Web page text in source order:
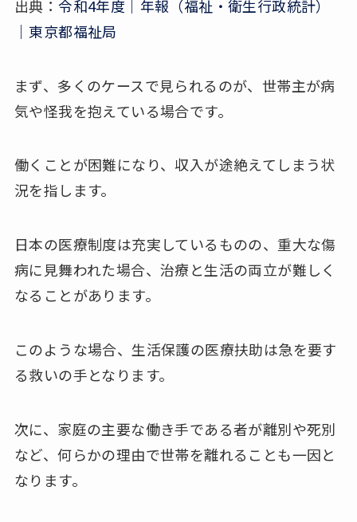
出典：令和4年度｜年報（福祉・衛生行政統計）
｜東京都福祉局
まず、多くのケースで見られるのが、世帯主が病
気や怪我を抱えている場合です。
働くことが困難になり、収入が途絶えてしまう状
況を指します。
日本の医療制度は充実しているものの、重大な傷
病に見舞われた場合、治療と生活の両立が難しく
なることがあります。
このような場合、生活保護の医療扶助は急を要す
る救いの手となります。
次に、家庭の主要な働き手である者が離別や死別
など、何らかの理由で世帯を離れることも一因と
なります。